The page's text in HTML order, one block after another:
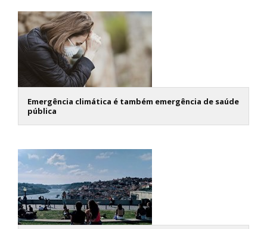
Emergência climática é também emergência de saúde
pública